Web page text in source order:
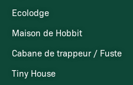
Ecolodge
Maison de Hobbit
Cabane de trappeur / Fuste
Tiny House